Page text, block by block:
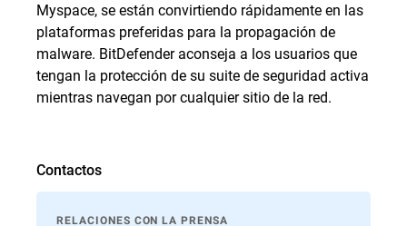
Myspace, se están convirtiendo rápidamente en las
plataformas preferidas para la propagación de
malware. BitDefender aconseja a los usuarios que
tengan la protección de su suite de seguridad activa
mientras navegan por cualquier sitio de la red.
Contactos
RELACIONES CON LA PRENSA